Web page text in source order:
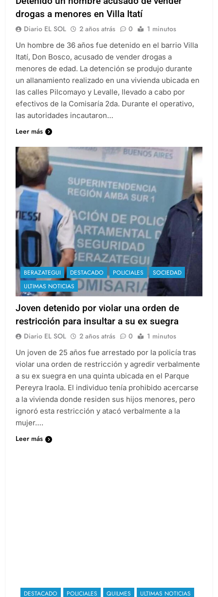
drogas a menores en Villa Itatí
Diario EL SOL 2 años atrás 0 1 minutos
Un hombre de 36 años fue detenido en el barrio Villa
Itatí, Don Bosco, acusado de vender drogas a
menores de edad. La detención se produjo durante
un allanamiento realizado en una vivienda ubicada en
las calles Pilcomayo y Levalle, llevado a cabo por
efectivos de la Comisaría 2da. Durante el operativo,
las autoridades incautaron…
Leer más
BERAZATEGUI DESTACADO POLICIALES
SOCIEDAD
ULTIMAS NOTICIAS
Joven detenido por violar una orden de
restricción para insultar a su ex suegra
Diario EL SOL 2 años atrás 0 1 minutos
Un joven de 25 años fue arrestado por la policía tras
violar una orden de restricción y agredir verbalmente
a su ex suegra en una quinta ubicada en el Parque
Pereyra Iraola. El individuo tenía prohibido acercarse
a la vivienda donde residen sus hijos menores, pero
ignoró esta restricción y atacó verbalmente a la
mujer….
Leer más
DESTACADO POLICIALES QUILMES ULTIMAS NOTICIAS